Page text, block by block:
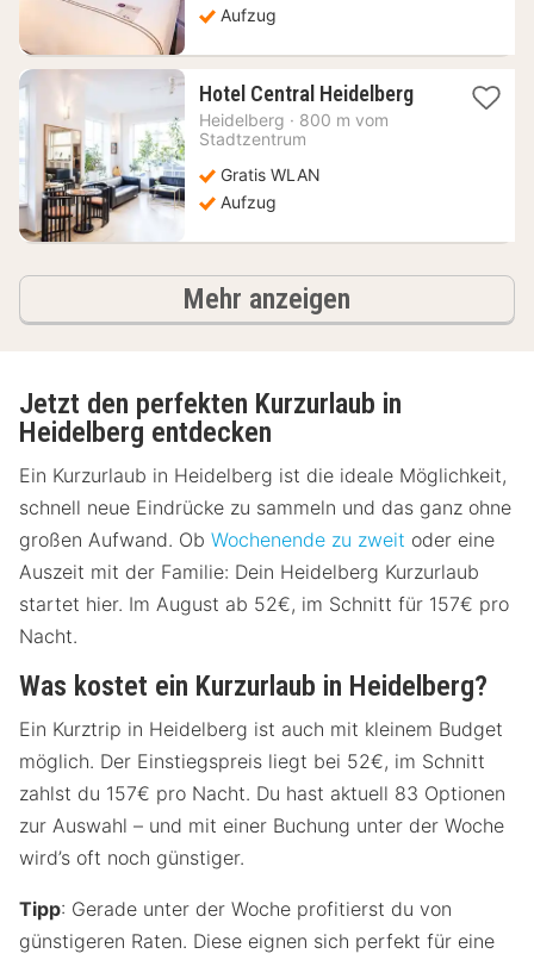
Aufzug
Hotel Central Heidelberg1
Heidelberg · 800 m vom
Stadtzentrum
Gratis WLAN
Aufzug
Mehr anzeigen
Jetzt den perfekten Kurzurlaub in
Heidelberg entdecken
Ein Kurzurlaub in Heidelberg ist die ideale Möglichkeit,
schnell neue Eindrücke zu sammeln und das ganz ohne
großen Aufwand. Ob Wochenende zu zweit oder eine
Auszeit mit der Familie: Dein Heidelberg Kurzurlaub
startet hier. Im August ab 52€, im Schnitt für 157€ pro
Nacht.
Was kostet ein Kurzurlaub in Heidelberg?
Ein Kurztrip in Heidelberg ist auch mit kleinem Budget
möglich. Der Einstiegspreis liegt bei 52€, im Schnitt
zahlst du 157€ pro Nacht. Du hast aktuell 83 Optionen
zur Auswahl – und mit einer Buchung unter der Woche
wird’s oft noch günstiger.
Tipp: Gerade unter der Woche profitierst du von
günstigeren Raten. Diese eignen sich perfekt für eine